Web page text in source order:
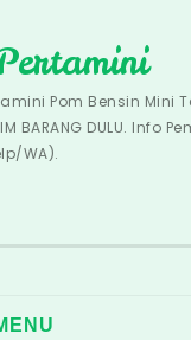
Pom Bensin Mini
BARANG DULU. Info
WA).